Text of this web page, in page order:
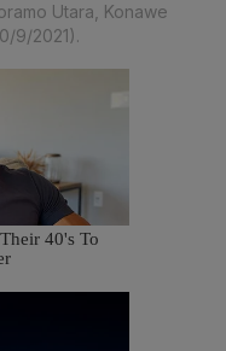
Utara, Konawe
9/2021).